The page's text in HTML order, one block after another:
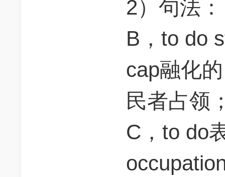
2）句法：
B，to do
cap融化
民者占领
C，to do